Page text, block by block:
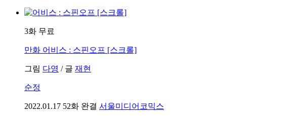
3화 무료
만화 어비스 : 스핀오프 [스크롤]
그림 다영 / 글 재현
순정
2022.01.17 52화 완결 서울미디어코믹스